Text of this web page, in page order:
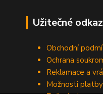
Užitečné
Obchodní
Ochrana
Reklamace a
Možnosti platby
Způsob dopravy